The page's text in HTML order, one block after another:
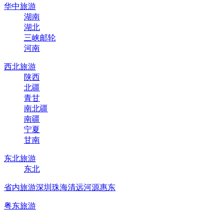
华中旅游
湖南
湖北
三峡邮轮
河南
西北旅游
陕西
北疆
青甘
南北疆
南疆
宁夏
甘南
东北旅游
东北
省内旅游深圳 珠海清远河源惠东
粤东旅游